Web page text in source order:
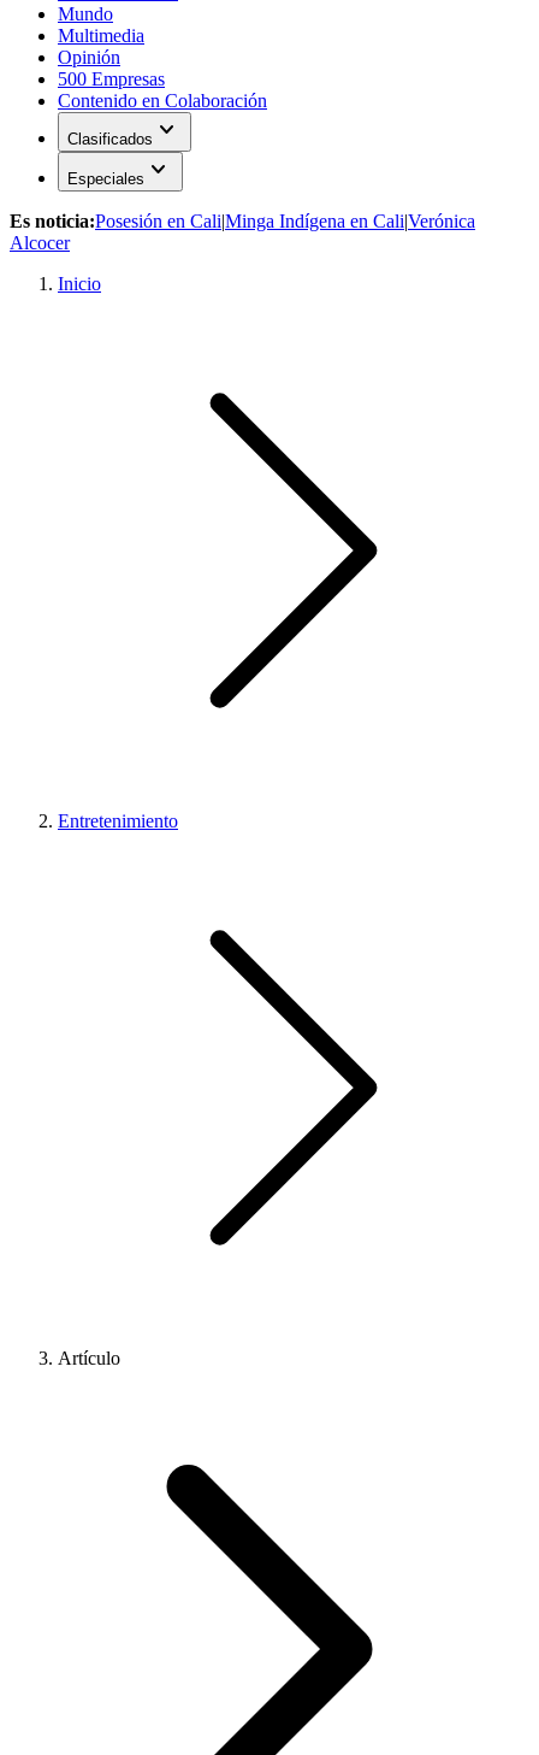
Mundo
Multimedia
Opinión
500 Empresas
Contenido en Colaboración
Clasificados expand_more
Especiales expand_more
Es noticia:Posesión en Cali|Minga Indígena en Cali|Verónica
Alcocer
Inicio
Entretenimiento
Artículo